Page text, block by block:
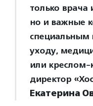
только врача
но и важные
специальным
уходу,
или креслом-
директор
Екатерина